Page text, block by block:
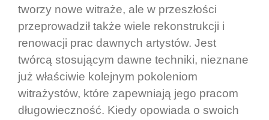
tworzy nowe witraże, ale w przeszłości
przeprowadził także wiele rekonstrukcji i
renowacji prac dawnych artystów. Jest
twórcą stosującym dawne techniki, nieznane
już właściwie kolejnym pokoleniom
witrażystów, które zapewniają jego pracom
długowieczność. Kiedy opowiada o swoich